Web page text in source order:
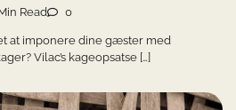
Read 0
at imponere dine gæster med
Vilac’s kageopsatse […]